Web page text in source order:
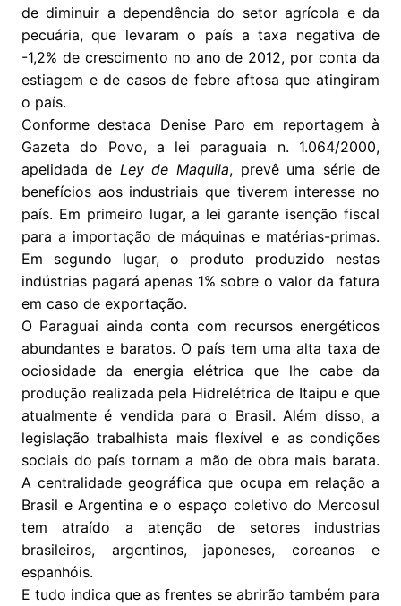
de diminuir a dependência do setor agrícola e da
pecuária, que levaram o país a taxa negativa de
-1,2% de crescimento no ano de 2012, por conta da
estiagem e de casos de febre aftosa que atingiram
o país.
Conforme destaca Denise Paro em reportagem à
Gazeta do Povo, a lei paraguaia n. 1.064/2000,
apelidada de Ley de Maquila, prevê uma série de
benefícios aos industriais que tiverem interesse no
país. Em primeiro lugar, a lei garante isenção fiscal
para a importação de máquinas e matérias-primas.
Em segundo lugar, o produto produzido nestas
indústrias pagará apenas 1% sobre o valor da fatura
em caso de exportação.
O Paraguai ainda conta com recursos energéticos
abundantes e baratos. O país tem uma alta taxa de
ociosidade da energia elétrica que lhe cabe da
produção realizada pela Hidrelétrica de Itaipu e que
atualmente é vendida para o Brasil. Além disso, a
legislação trabalhista mais flexível e as condições
sociais do país tornam a mão de obra mais barata.
A centralidade geográfica que ocupa em relação a
Brasil e Argentina e o espaço coletivo do Mercosul
tem atraído a atenção de setores industrias
brasileiros, argentinos, japoneses, coreanos e
espanhóis.
E tudo indica que as frentes se abrirão também para